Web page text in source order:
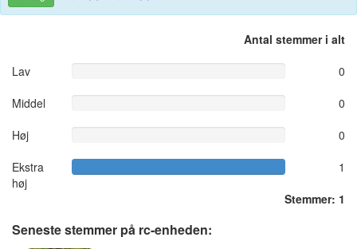
Antal stemmer i alt
Lav
0
Middel
0
Høj
0
Ekstra
høj
1
Stemmer: 1
Seneste stemmer på rc-enheden: